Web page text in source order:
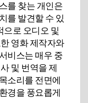
를 찾는 개인은
를 발견할 수 있
으로 오디오 및
영화 제작자와
비스는 매우 중
및 번역을 제
소리를 전면에
경을 풍요롭게